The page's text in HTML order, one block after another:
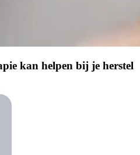
kan helpen bij je herstel